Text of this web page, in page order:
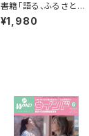
書籍「語る、ふるさと
安吾2007-2016 安
吾探索ノート第8号」
¥1,980